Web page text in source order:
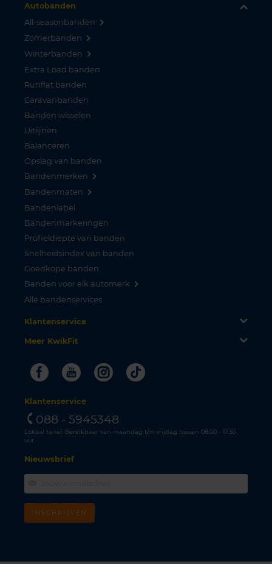
Autobanden
All-seasonbanden
Zomerbanden
Winterbanden
Extra Load banden
Runflat banden
Caravanbanden
Banden wisselen
Uitlijnen
Balanceren
Opslag van banden
Bandenmerken
Bandenmaten
Bandenlabel
Bandenmarkeringen
Profieldiepte van banden
Snelheidsindex van banden
Goedkope banden
Banden voor elk automerk
Alle bandenservices
Klantenservice
Meer KwikFit
FacebookYoutubeInstagram
Tiktok
Klantenservice
088 - 5945348
Lokaal tarief. Bereikbaar van maandag t/m vrijdag tussen 08.00 - 17.30
uur.
Nieuwsbrief
INSCHRIJVEN